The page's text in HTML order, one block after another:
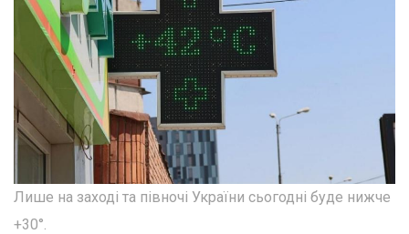
Лише на заході та півночі України сьогодні буде нижче
+30°.